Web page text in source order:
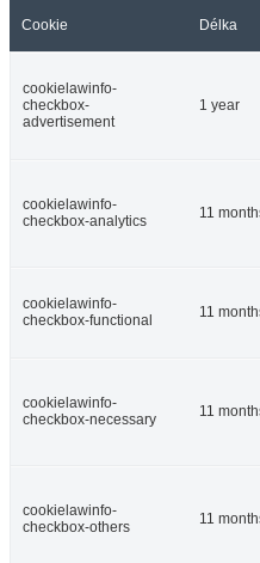
Cookie Délka
cookielawinfo-
checkbox-
advertisement
1 year
cookielawinfo-
checkbox-analytics
11
cookielawinfo-
checkbox-functional
11
cookielawinfo-
checkbox-necessary
11
cookielawinfo-
checkbox-others
11